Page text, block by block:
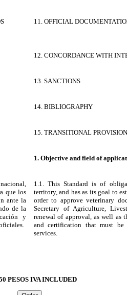
11. OFFICIAL
12. CONCORDANCE WITH
13. SANCTIONS
14. BIBLIOGRAPHY
15. TRANSITIONAL
1. Objective and field of
que los
ante la
de la
y
1.1. This Standard is of
territory, and has as its goal to
order to approve veterinary
Secretary of Agriculture,
renewal of approval, as well as
and certification that must
services.
PESOS IVA INCLUDED